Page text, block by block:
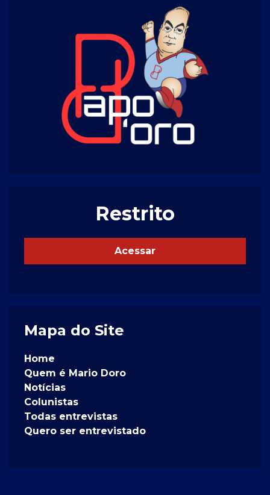
Restrito
Acessar
Mapa do Site
Home
Quem é Mario Doro
Notícias
Colunistas
Todas entrevistas
Quero ser entrevistado